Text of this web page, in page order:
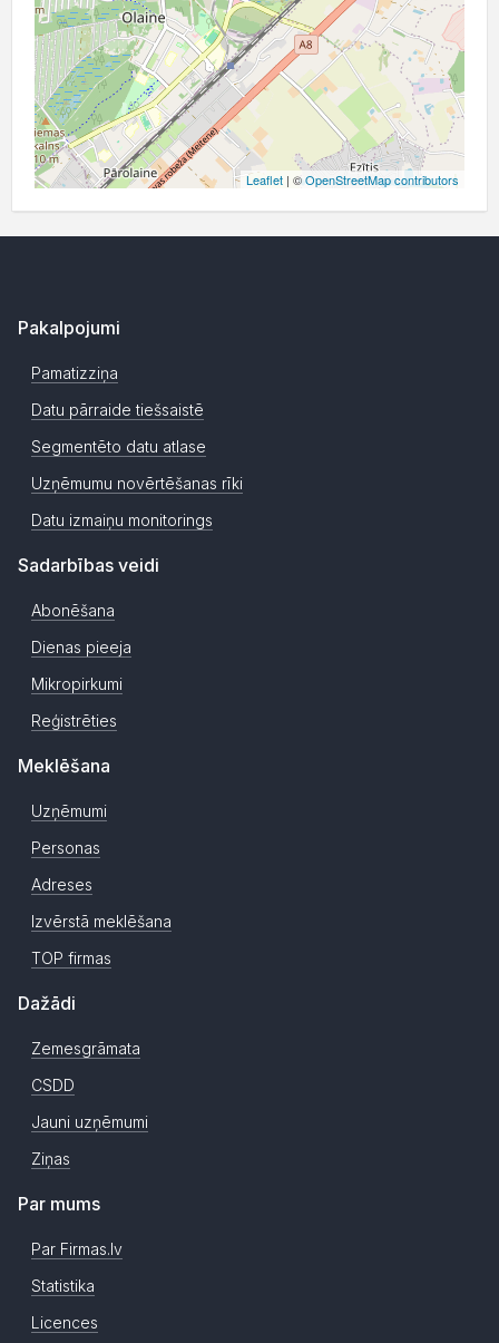
Leaflet | ©OpenStreetMap contributors
Pakalpojumi
Pamatizziņa
Datu pārraide tiešsaistē
Segmentēto datu atlase
Uzņēmumu novērtēšanas rīki
Datu izmaiņu monitorings
Sadarbības veidi
Abonēšana
Dienas pieeja
Mikropirkumi
Reģistrēties
Meklēšana
Uzņēmumi
Personas
Adreses
Izvērstā meklēšana
TOP firmas
Dažādi
Zemesgrāmata
CSDD
Jauni uzņēmumi
Ziņas
Par mums
Par Firmas.lv
Statistika
Licences